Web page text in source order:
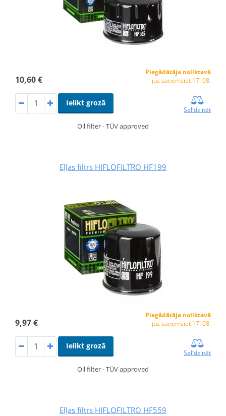
10,60 €
Piegādātāja noliktavā
jūs saņemsiet 17. 08.
Ielikt grozā
Salīdzināt
Oil filter - TÜV approved
Eļļas filtrs HIFLOFILTRO HF199
9,97 €
Piegādātāja noliktavā
jūs saņemsiet 17. 08.
Ielikt grozā
Salīdzināt
Oil filter - TÜV approved
Eļļas filtrs HIFLOFILTRO HF559